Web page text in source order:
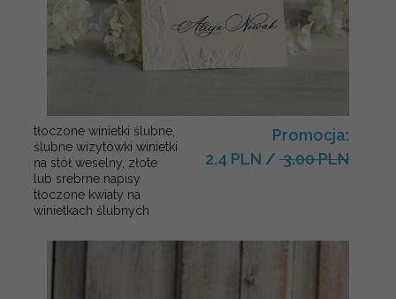
tłoczone winietki ślubne,
ślubne wizytówki winietki
na stół weselny, złote
lub srebrne napisy
tłoczone kwiaty na
winietkach ślubnych
Promocja:
2.4 PLN / 3.00 PLN